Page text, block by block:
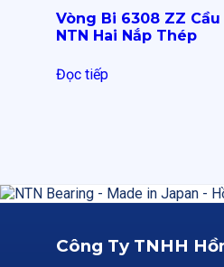
Vòng Bi 6308 ZZ Cầu
NTN Hai Nắp Thép
Đọc tiếp
Công Ty TNHH